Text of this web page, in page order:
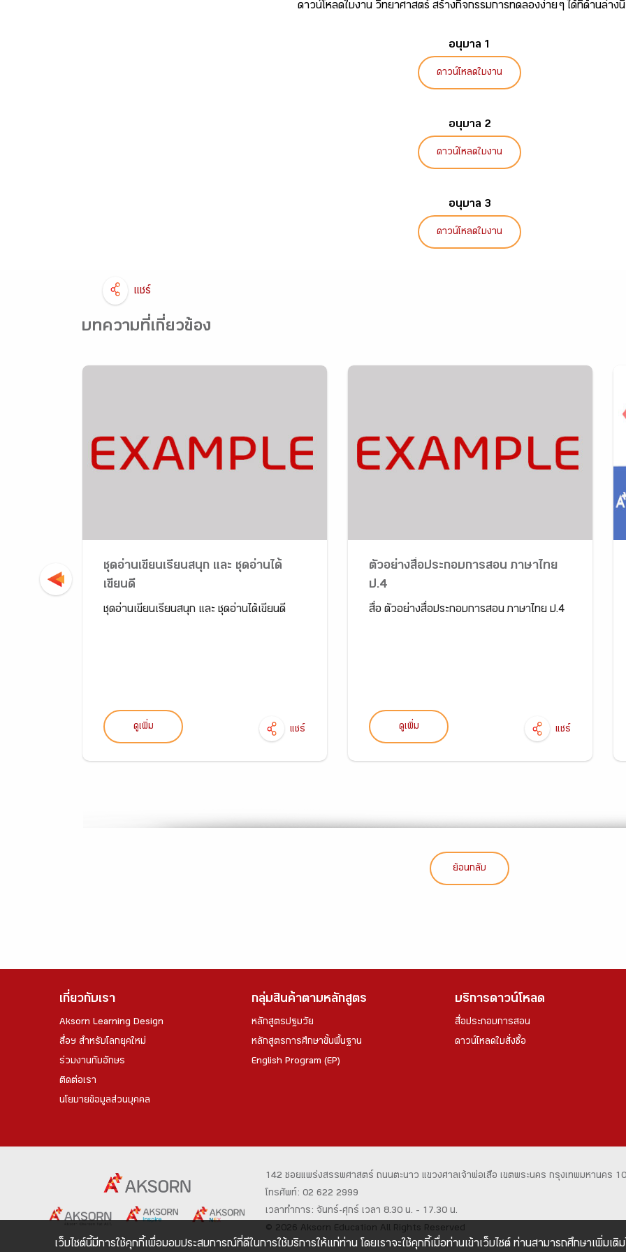
ดาวน์โหลดใบงาน วิทยาศาสตร์ สร้างกิจกรรมการทดลองง่าย ๆ ได้ที่ด้านล่างนี้
อนุบาล 1
ดาวน์โหลดใบงาน
อนุบาล 2
ดาวน์โหลดใบงาน
อนุบาล 3
ดาวน์โหลดใบงาน
แชร์
บทความที่เกี่ยวข้อง
ชุดอ่านเขียนเรียนสนุก และ ชุดอ่านได้
เขียนดี
ชุดอ่านเขียนเรียนสนุก และ ชุดอ่านได้เขียนดี
ดูเพิ่ม แชร์
ตัวอย่างสื่อประกอบการสอน ภาษาไทย
ป.4
สื่อ ตัวอย่างสื่อประกอบการสอน ภาษาไทย ป.4
ดูเพิ่ม แชร์
ย้อนกลับ
เกี่ยวกับเรา
Aksorn Learning Design
สื่อฯ สำหรับโลกยุคใหม่
ร่วมงานกับอักษร
ติดต่อเรา
นโยบายข้อมูลส่วนบุคคล
กลุ่มสินค้าตามหลักสูตร
หลักสูตรปฐมวัย
หลักสูตรการศึกษาขั้นพื้นฐาน
English Program (EP)
บริการดาวน์โหลด
สื่อประกอบการสอน
ดาวน์โหลดใบสั่งซื้อ
142 ซอยแพร่งสรรพศาสตร์ ถนนตะนาว แขวงศาลเจ้าพ่อเสือ เขตพระนคร กรุงเทพมหานคร
โทรศัพท์: 02 622 2999
เวลาทำการ: จันทร์-ศุกร์ เวลา 8.30 น. – 17.30 น.
© 2026 Aksorn Education All Rights Reserved
เว็บไซต์นี้มีการใช้คุกกี้เพื่อมอบประสบการณ์ที่ดีในการใช้บริการให้แก่ท่าน โดยเราจะใช้คุกกี้เมื่อท่านเข้าเว็บไซต์ ท่านสามารถศึกษาเพิ่มเติ